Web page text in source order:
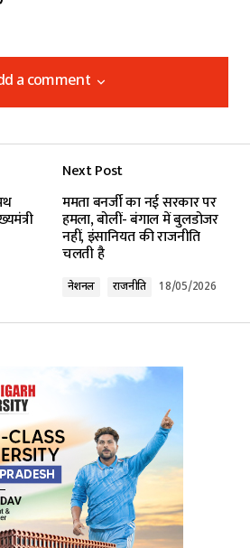
a comment
a comment
marked*
Next Post
ममता बनर्जी का नई सरकार पर
हमला, बोलीं- बंगाल में बुलडोजर
नहीं, इंसानियत की राजनीति
चलती है
नेशनल राजनीति 18/05/2026